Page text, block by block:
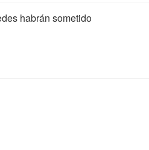
habrán sometido